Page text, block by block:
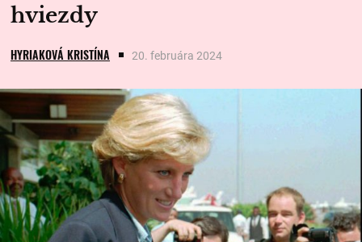
hviezdy
HYRIAKOVÁ KRISTÍNA 20. februára 2024